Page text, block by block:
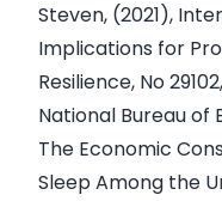
Steven, (2021),
Implications for
Resilience, No
National Bureau of
The Economic
Sleep Among the